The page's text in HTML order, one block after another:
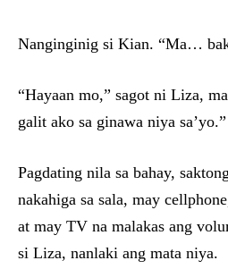
Nanginginig si Kian. “Ma…
“Hayaan mo,” sagot ni Liza,
galit ako sa ginawa niya sa’yo.”
Pagdating nila sa bahay,
nakahiga sa sala, may
at may TV na malakas ang
si Liza, nanlaki ang mata niya.